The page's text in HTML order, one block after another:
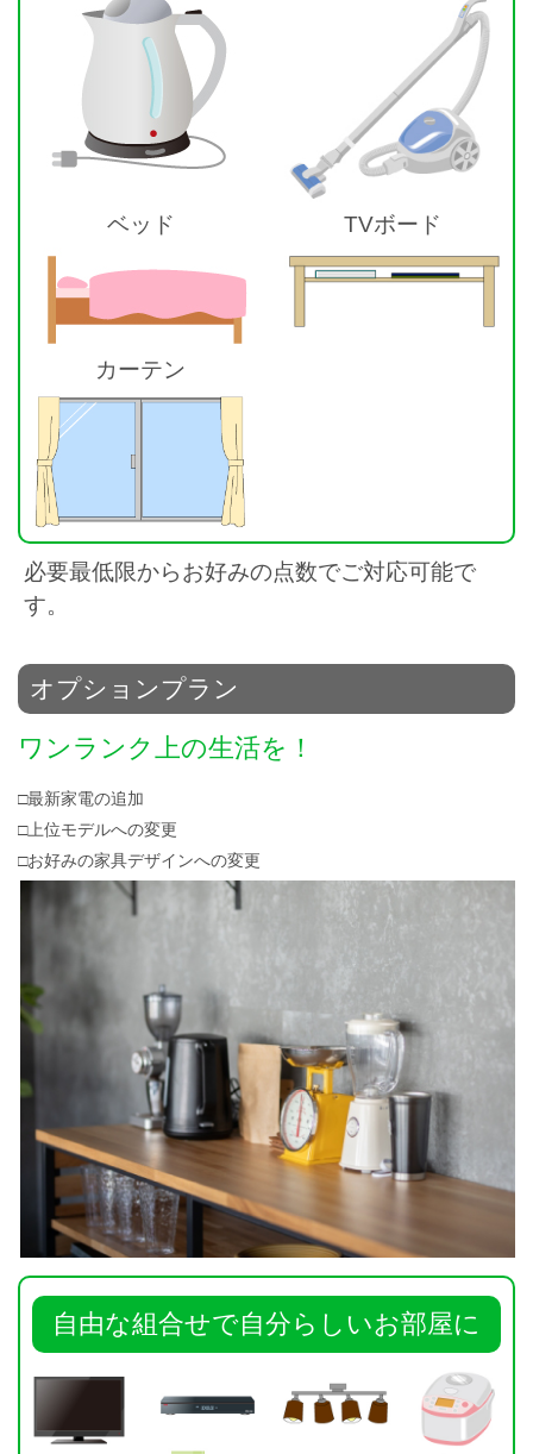
ベッド TVボード
カーテン
必要最低限からお好みの点数でご対応可能で
す。
オプションプラン
ワンランク上の生活を！
□最新家電の追加
□上位モデルへの変更
□お好みの家具デザインへの変更
自由な組合せで自分らしいお部屋に